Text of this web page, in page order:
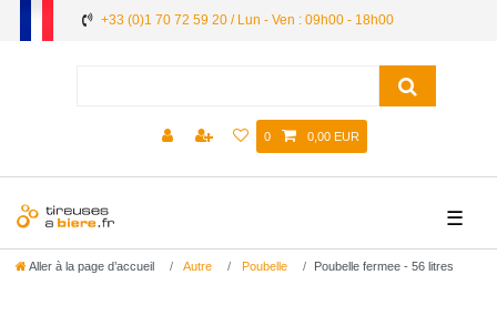
+33 (0)1 70 72 59 20 / Lun - Ven : 09h00 - 18h00
0 0,00 EUR
☰
Aller à la page d’accueil Autre Poubelle Poubelle fermee - 56 litres